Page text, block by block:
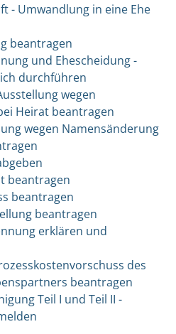
- Umwandlung in eine Ehe
beantragen
und Ehescheidung -
durchführen
wegen
Heirat beantragen
wegen Namensänderung
beantragen
beantragen
beantragen
erklären und
des
beantragen
Teil I und Teil II -